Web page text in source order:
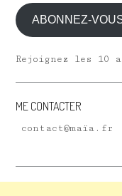
mail
ABONNEZ-
Rejoignez les 10
ME CONTACTER
contact@maïa.fr